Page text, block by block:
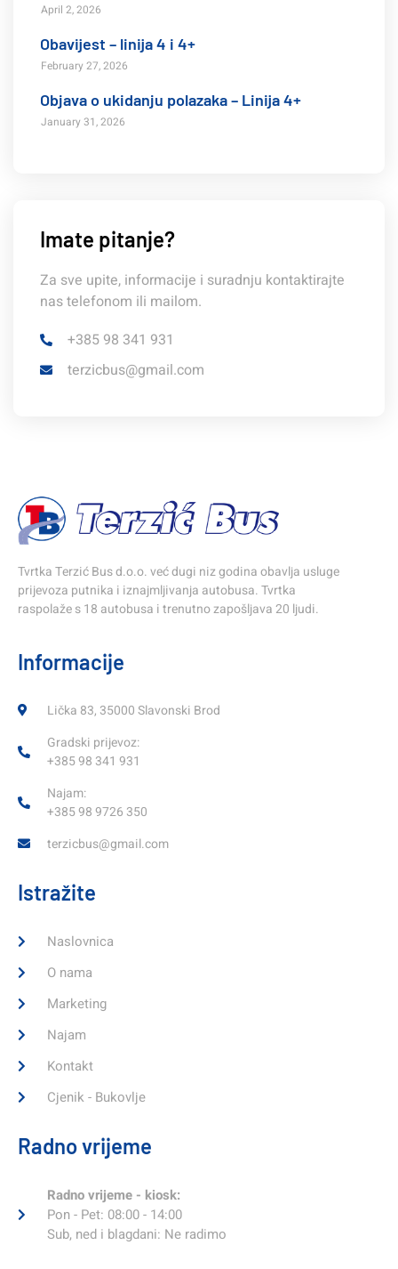
April 2, 2026
Obavijest – linija 4 i 4+
February 27, 2026
Objava o ukidanju polazaka – Linija 4+
January 31, 2026
Imate pitanje?
Za sve upite, informacije i suradnju kontaktirajte
nas telefonom ili mailom.
+385 98 341 931
terzicbus@gmail.com
Tvrtka Terzić Bus d.o.o. već dugi niz godina obavlja usluge
prijevoza putnika i iznajmljivanja autobusa. Tvrtka
raspolaže s 18 autobusa i trenutno zapošljava 20 ljudi.
Informacije
Lička 83, 35000 Slavonski Brod
Gradski prijevoz:
+385 98 341 931
Najam:
+385 98 9726 350
terzicbus@gmail.com
Istražite
Naslovnica
O nama
Marketing
Najam
Kontakt
Cjenik - Bukovlje
Radno vrijeme
Radno vrijeme - kiosk:
Pon - Pet: 08:00 - 14:00
Sub, ned i blagdani: Ne radimo